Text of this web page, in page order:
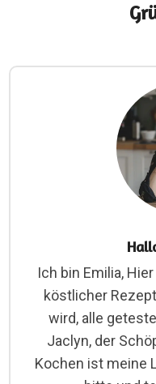
Ich bin Emilia,
köstlicher
wird, alle
Jaclyn, der
Kochen ist meine